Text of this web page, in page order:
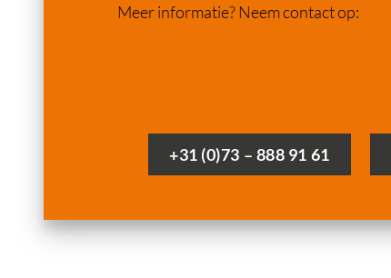
Meer informatie? Neem contact op:
+31 (0)73 – 888 91 61